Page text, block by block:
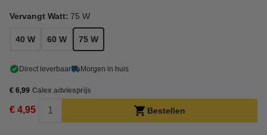
Vervangt Watt: 75 W
40 W 60 W 75 W
Direct leverbaar Morgen in huis
€ 6,99 Calex adviesprijs
€ 4,95 Bestellen